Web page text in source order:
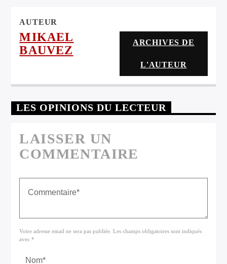
AUTEUR
MIKAEL
BAUVEZ
ARCHIVES DE
L'AUTEUR
LES OPINIONS DU LECTEUR
LAISSER UN
COMMENTAIRE
Votre adresse email ne sera pas publiée. Les champs obligatoires sont indiqués
avec *